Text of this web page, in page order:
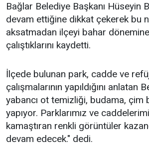
Bağlar Belediye Başkanı Hüseyin
devam ettiğine dikkat çekerek bu
aksatmadan ilçeyi bahar
çalıştıklarını kaydetti.
İlçede bulunan park, cadde ve
çalışmalarının yapıldığını
yabancı ot temizliği, budama, çim
yapıyor. Parklarımız ve
kamaştıran renkli görüntüler
devam edecek." dedi.